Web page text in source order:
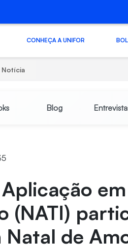
CONHEÇA A UNIFOR
Notícia
Blog
(NATI)
Natal de